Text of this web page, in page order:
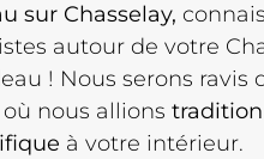
sur Chasselay,
autour de votre
! Nous serons ravis
nous allions
à votre intérieur.